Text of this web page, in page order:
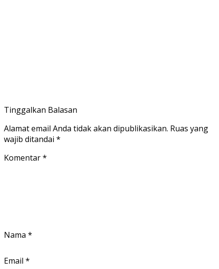
Tinggalkan Balasan
Alamat email Anda tidak akan dipublikasikan. Ruas yang
wajib ditandai *
Komentar*
Nama *
Email *